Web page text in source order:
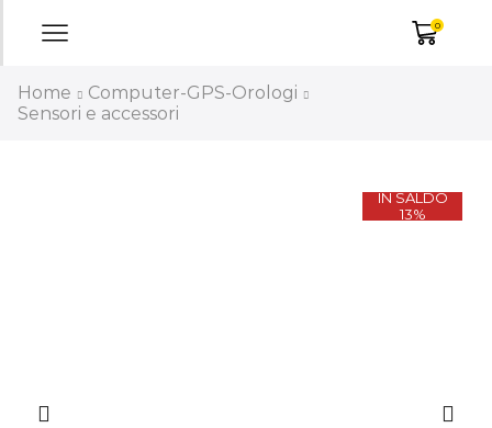
0
Home
Computer-GPS-Orologi
Sensori e accessori
IN SALDO
13%